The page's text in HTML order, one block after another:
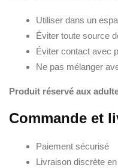
Utiliser dans un
Éviter toute source
Éviter contact avec
Ne pas mélanger
Produit réservé aux
Commande et
Paiement sécurisé
Livraison discrète